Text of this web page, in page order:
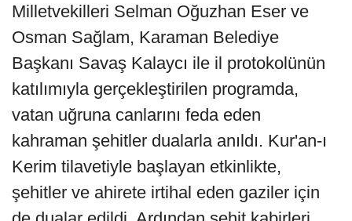
Milletvekilleri Selman Oğuzhan Eser ve
Osman Sağlam, Karaman Belediye
Başkanı Savaş Kalaycı ile il protokolünün
katılımıyla gerçekleştirilen programda,
vatan uğruna canlarını feda eden
kahraman şehitler dualarla anıldı. Kur'an-ı
Kerim tilavetiyle başlayan etkinlikte,
şehitler ve ahirete irtihal eden gaziler için